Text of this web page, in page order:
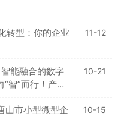
转型：你的企业
11-12
能融合的数字
智”而行！产业
10-21
山市小型微型企
10-15